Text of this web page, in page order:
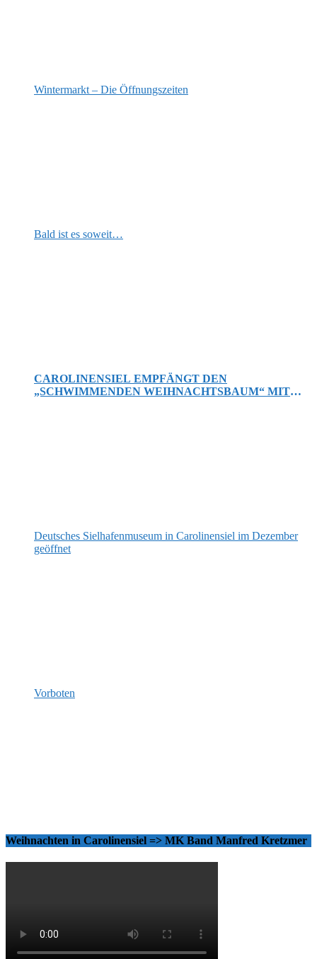
Wintermarkt – Die Öffnungszeiten
Bald ist es soweit…
CAROLINENSIEL EMPFÄNGT DEN
„SCHWIMMENDEN WEIHNACHTSBAUM“ MIT
Deutsches Sielhafenmuseum in Carolinensiel im Dezember
geöffnet
Vorboten
Weihnachten in Carolinensiel => MK Band Manfred Kretzmer